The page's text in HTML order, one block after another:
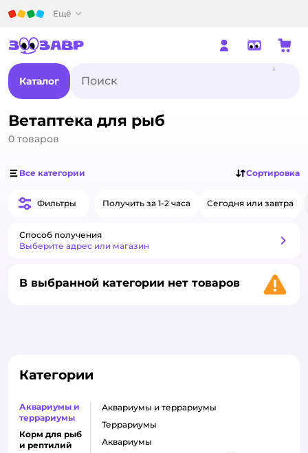
Ещё
Каталог
Ветаптека для рыб
0 товаров
Все категории Сортировка
Фильтры Получить за 1-2 часа Сегодня или завтра
Способ получения
Выберите адрес или магазин
В выбранной категории нет товаров
Категории
Аквариумы и
террариумы
Корм для рыб
и рептилий
аквариумы и террариумы
террариумы
аквариумы